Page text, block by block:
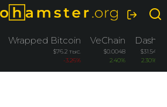
Wrapped Bitcoin
$76.2 тыс.
-3.26%
VeChain
$0.0048
2.40%
Dash
$31.54
2.30%